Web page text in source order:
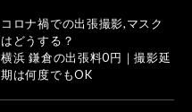
コロナ禍での出張撮影,マスク
はどうする？
横浜 鎌倉の出張料0円｜撮影延
期は何度でもOK